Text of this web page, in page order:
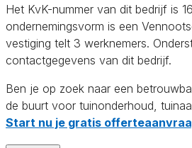
Het KvK-nummer van dit bedrijf is
ondernemingsvorm is een
vestiging telt 3 werknemers.
contactgegevens van dit bedrijf.
Ben je op zoek naar een
de buurt voor tuinonderhoud,
Start nu je gratis